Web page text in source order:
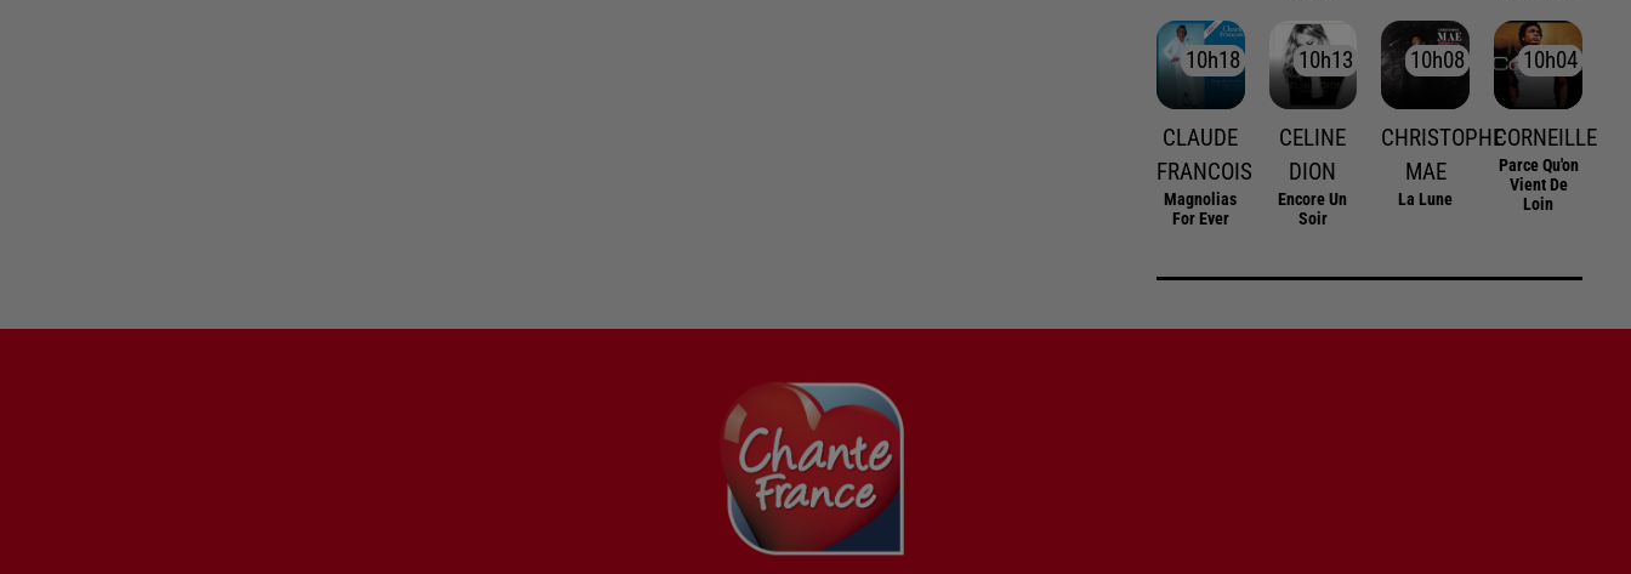
10h18
10h18
CLAUDE
FRANCOIS
Magnolias
For Ever
10h13
10h13
CELINE
DION
Encore Un
Soir
10h08
10h08
CHRISTOPHE
MAE
La Lune
10h04
10h04
CORNEILLE
Parce Qu'on
Vient De
Loin